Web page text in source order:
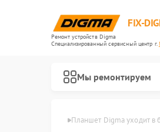
FIX-
Ремонт устройств Digma
Специализированный cервисный центр г.
Мы ремонтируем
Планшет Digma уходит в